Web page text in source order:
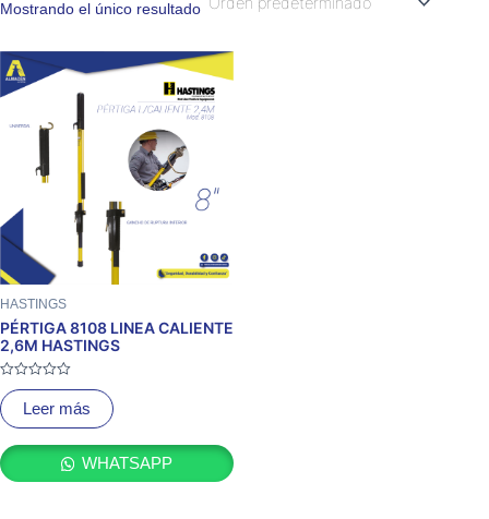
Mostrando el único resultado
HASTINGS
PÉRTIGA 8108 LINEA CALIENTE
2,6M HASTINGS
Valorado
con
0
de
Leer más
WHATSAPP